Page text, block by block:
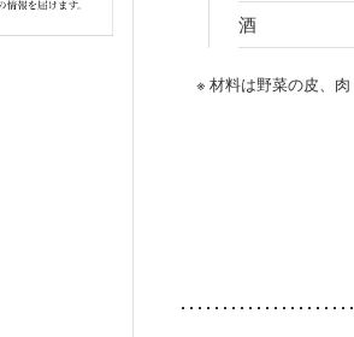
酒
※ 材料は野菜の皮、